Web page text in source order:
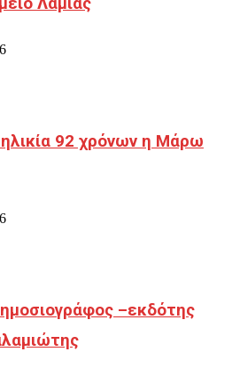
92 χρόνων η Μάρω
–εκδότης